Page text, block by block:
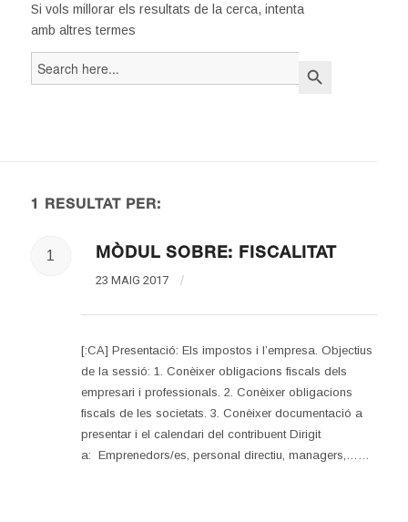
Si vols millorar els resultats de la cerca, intenta
amb altres termes
Search
for:
1 RESULTAT PER:
1 MÒDUL SOBRE: FISCALITAT
23 MAIG 2017 /
[:CA] Presentació: Els impostos i l’empresa. Objectius
de la sessió: 1. Conèixer obligacions fiscals dels
empresari i professionals. 2. Conèixer obligacions
fiscals de les societats. 3. Conèixer documentació a
presentar i el calendari del contribuent Dirigit
a: Emprenedors/es, personal directiu, managers,……